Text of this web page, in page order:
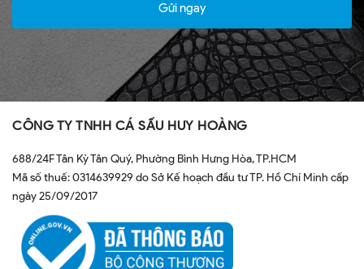
Gửi ngay
CÔNG TY TNHH CÁ SẤU HUY HOÀNG
688/24F Tân Kỳ Tân Quý, Phường Bình Hưng Hòa, TP.HCM
Mã số thuế: 0314639929 do Sở Kế hoạch đầu tư TP. Hồ Chí Minh cấp
ngày 25/09/2017